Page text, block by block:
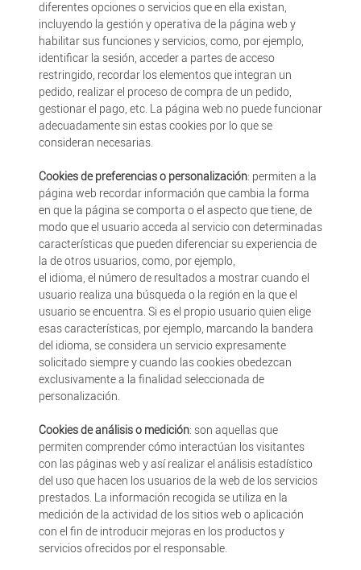
diferentes opciones o servicios que en ella existan,
incluyendo la gestión y operativa de la página web y
habilitar sus funciones y servicios, como, por ejemplo,
identificar la sesión, acceder a partes de acceso
restringido, recordar los elementos que integran un
pedido, realizar el proceso de compra de un pedido,
gestionar el pago, etc. La página web no puede funcionar
adecuadamente sin estas cookies por lo que se
consideran necesarias.
Cookies de preferencias o personalización: permiten a la
página web recordar información que cambia la forma
en que la página se comporta o el aspecto que tiene, de
modo que el usuario acceda al servicio con determinadas
características que pueden diferenciar su experiencia de
la de otros usuarios, como, por ejemplo,
el idioma, el número de resultados a mostrar cuando el
usuario realiza una búsqueda o la región en la que el
usuario se encuentra. Si es el propio usuario quien elige
esas características, por ejemplo, marcando la bandera
del idioma, se considera un servicio expresamente
solicitado siempre y cuando las cookies obedezcan
exclusivamente a la finalidad seleccionada de
personalización.
Cookies de análisis o medición: son aquellas que
permiten comprender cómo interactúan los visitantes
con las páginas web y así realizar el análisis estadístico
del uso que hacen los usuarios de la web de los servicios
prestados. La información recogida se utiliza en la
medición de la actividad de los sitios web o aplicación
con el fin de introducir mejoras en los productos y
servicios ofrecidos por el responsable.